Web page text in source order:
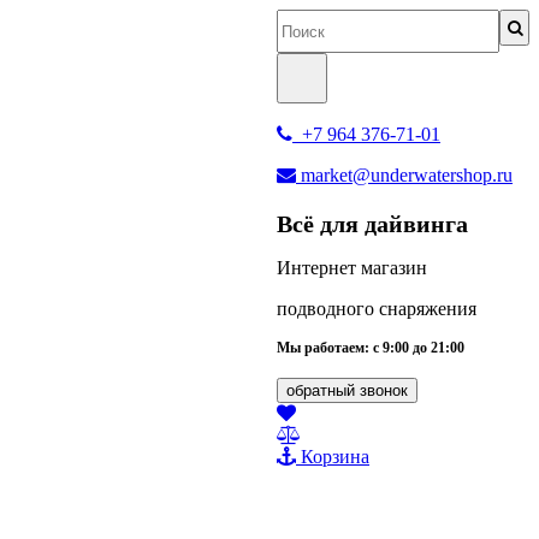
+7 964 376-71-01
market@underwatershop.ru
Всё для дайвинга
Интернет магазин
подводного снаряжения
Мы работаем: с 9:00 до 21:00
обратный звонок
Корзина